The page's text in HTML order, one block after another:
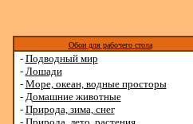
Обои для рабочего стола
- Подводный мир
- Лошади
- Море, океан, водные просторы
- Домашние животные
- Природа, зима, снег